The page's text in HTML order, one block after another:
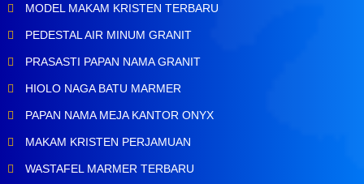
MODEL MAKAM KRISTEN TERBARU
PEDESTAL AIR MINUM GRANIT
PRASASTI PAPAN NAMA GRANIT
HIOLO NAGA BATU MARMER
PAPAN NAMA MEJA KANTOR ONYX
MAKAM KRISTEN PERJAMUAN
WASTAFEL MARMER TERBARU